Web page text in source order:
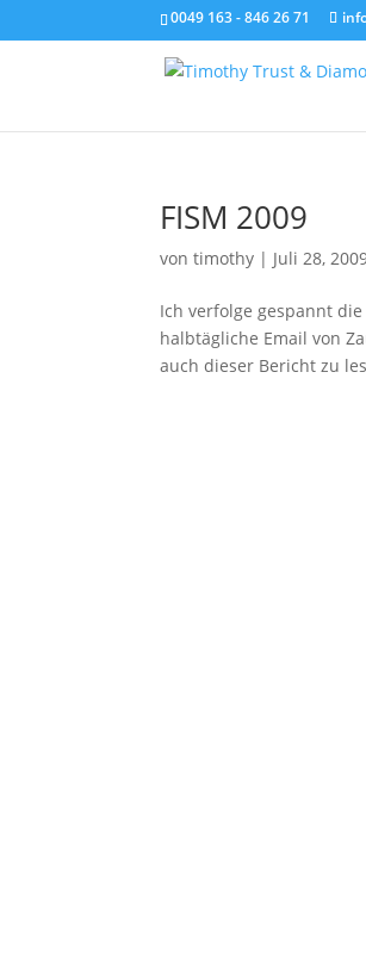
0049 163 - 846 26 71
FISM 2009
vontimothy | Juli 28,
Ich verfolge gespannt
halbtägliche Email von
auch dieser Bericht zu